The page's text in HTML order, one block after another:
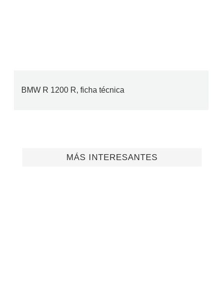
BMW R 1200 R, ficha técnica
MÁS INTERESANTES